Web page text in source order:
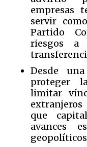
empresas
servir
Partido
riesgos a
Desde
proteger
limitar
que
avances